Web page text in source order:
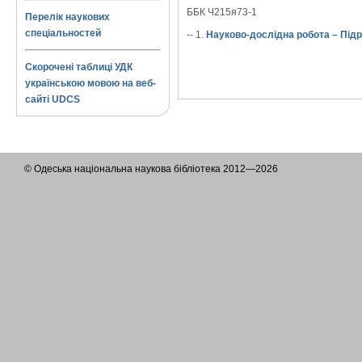
Перелік наукових
спеціальностей
Скорочені таблиці УДК
українською мовою на веб-
сайті UDCS
ББК Ч215я73-1
-- 1. Науково-дослідна робота –
© Одеська національна наукова бібліотека 2012—2026